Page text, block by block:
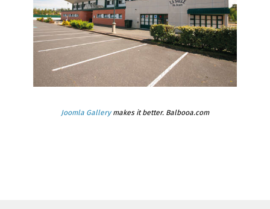
Joomla Gallerymakes it better. Balbooa.com